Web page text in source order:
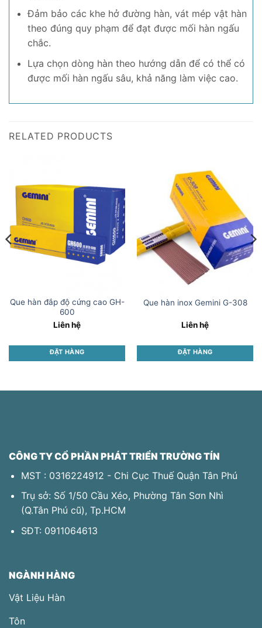
Đảm bảo các khe hở đường hàn, vát mép vật hàn
theo đúng quy phạm để đạt được mối hàn ngấu
chắc.
Lựa chọn dòng hàn theo hướng dẫn để có thể có
được mối hàn ngấu sâu, khả năng làm việc cao.
RELATED PRODUCTS
Que hàn đắp độ cứng cao GH-
600
Liên hệ
ĐẶT HÀNG
has
may
chosen
on
the
product
page
Que hàn inox Gemini G-308
Liên hệ
ĐẶT HÀNG
has
may
chosen
the
CÔNG TY CỔ PHẦN PHÁT TRIỂN TRƯỜNG TÍN
MST : 0316224912 - Chi Cục Thuế Quận Tân Phú
Trụ sở: Số 1/50 Cầu Xéo, Phường Tân Sơn Nhì
(Q.Tân Phú​ cũ), Tp.HCM
SĐT: 0911064613
NGÀNH HÀNG
Vật Liệu Hàn
Tôn